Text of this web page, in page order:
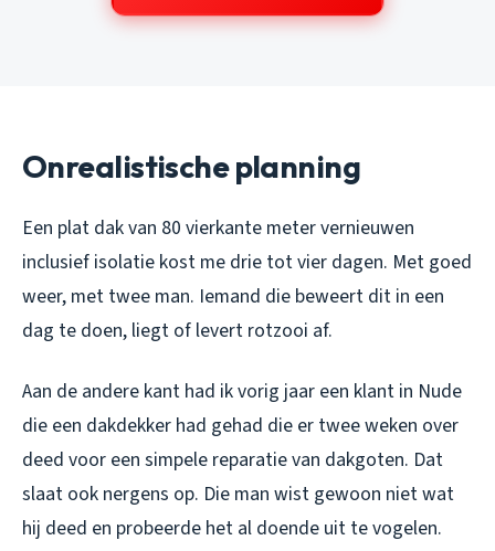
Onrealistische planning
Een plat dak van 80 vierkante meter vernieuwen
inclusief isolatie kost me drie tot vier dagen. Met goed
weer, met twee man. Iemand die beweert dit in een
dag te doen, liegt of levert rotzooi af.
Aan de andere kant had ik vorig jaar een klant in Nude
die een dakdekker had gehad die er twee weken over
deed voor een simpele reparatie van dakgoten. Dat
slaat ook nergens op. Die man wist gewoon niet wat
hij deed en probeerde het al doende uit te vogelen.